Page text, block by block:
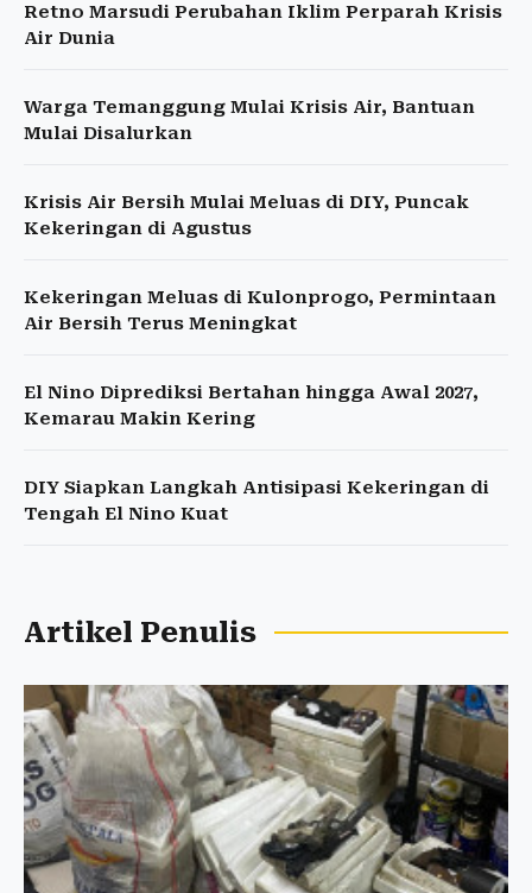
Retno Marsudi Perubahan Iklim Perparah Krisis
Air Dunia
Warga Temanggung Mulai Krisis Air, Bantuan
Mulai Disalurkan
Krisis Air Bersih Mulai Meluas di DIY, Puncak
Kekeringan di Agustus
Kekeringan Meluas di Kulonprogo, Permintaan
Air Bersih Terus Meningkat
El Nino Diprediksi Bertahan hingga Awal 2027,
Kemarau Makin Kering
DIY Siapkan Langkah Antisipasi Kekeringan di
Tengah El Nino Kuat
Artikel Penulis